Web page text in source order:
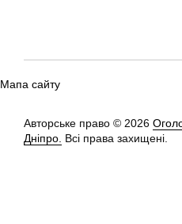
Мапа сайту
Авторське право © 2026
Дніпро. Всі права захищені.